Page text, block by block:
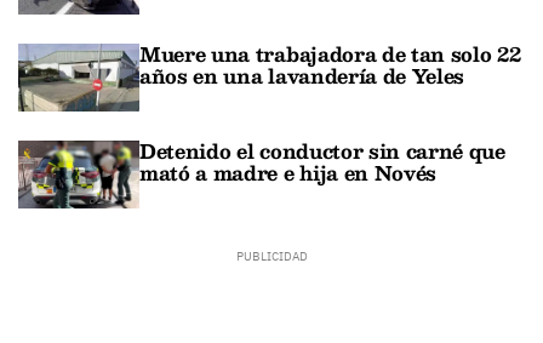
Muere una trabajadora de tan solo 22
años en una lavandería de Yeles
Detenido el conductor sin carné que
mató a madre e hija en Novés